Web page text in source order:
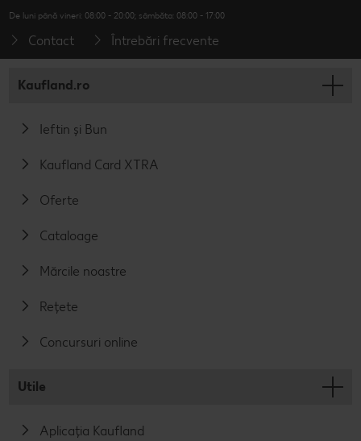
De luni până vineri: 08:00 - 20:00; sâmbăta: 08:00 - 17:00
Contact Întrebări frecvente
Kaufland.ro
Ieftin și Bun
Kaufland Card XTRA
Oferte
Cataloage
Mărcile noastre
Rețete
Concursuri online
Utile
Aplicația Kaufland